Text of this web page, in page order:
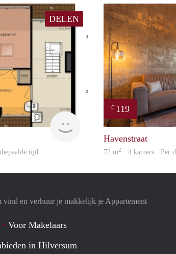
DELEN
tijd
€ 119
Havenstraat
72 m2 · 4 kamers · Per
vind en verhuur je makkelijk je Appartement
Voor Makelaars
in Hilversum